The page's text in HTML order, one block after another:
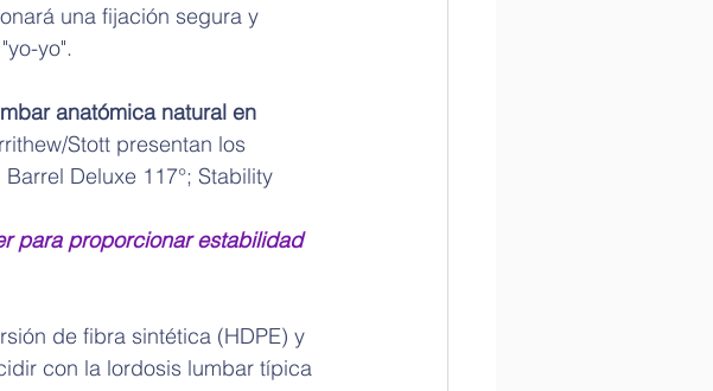
una fijación segura y
yo".
anatómica natural en
Stott presentan los
Deluxe 117°; Stability
para proporcionar estabilidad
de fibra sintética (HDPE) y
con la lordosis lumbar típica